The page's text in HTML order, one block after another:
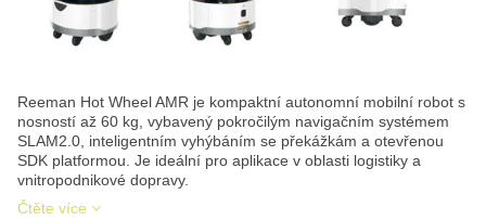
Reeman Hot Wheel AMR je kompaktní autonomní mobilní robot s
nosností až 60 kg, vybavený pokročilým navigačním systémem
SLAM2.0, inteligentním vyhýbáním se překážkám a otevřenou
SDK platformou. Je ideální pro aplikace v oblasti logistiky a
vnitropodnikové dopravy.
Čtěte více